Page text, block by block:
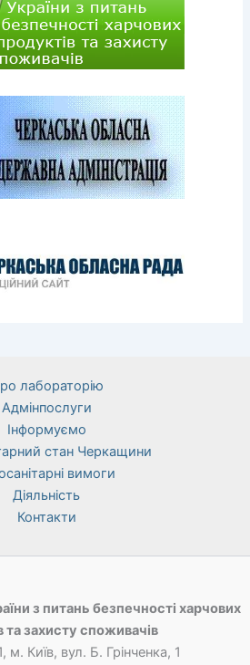
лабораторію
Адмінпослуги
Інформуємо
стан Черкащини
вимоги
Діяльність
Контакти
з питань безпечності харчових
та захисту споживачів
м. Київ, вул. Б. Грінченка, 1